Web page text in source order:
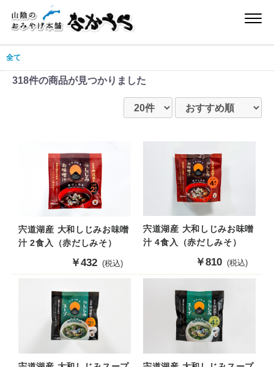
全て
318件の商品が見つかりました
宍道湖産 大和しじみお味噌
汁 2食入（赤だしみそ）
販
売
格
￥432 (税込)
宍道湖産 大和しじみお味噌
汁 4食入（赤だしみそ）
販
売
格
￥810 (税込)